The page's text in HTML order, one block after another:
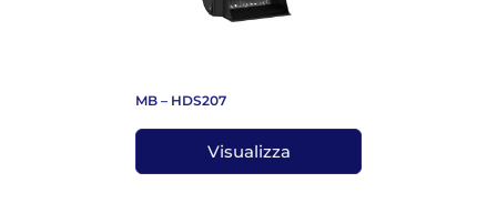
MB – HDS207
Visualizza